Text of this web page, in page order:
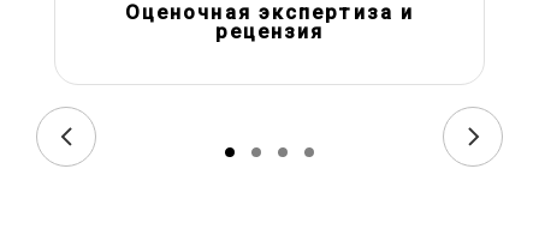
Оценочная экспертиза и
рецензия